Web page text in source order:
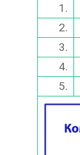
1.
2.
3.
4.
5.